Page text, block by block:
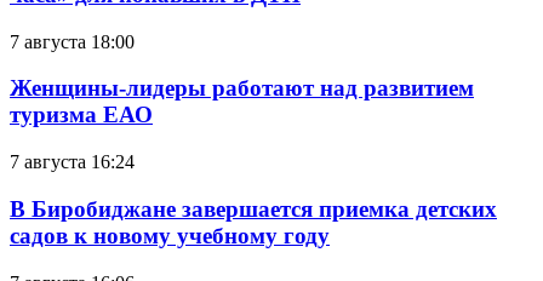
7 августа 18:00
Женщины-лидеры работают над развитием
туризма ЕАО
7 августа 16:24
В Биробиджане завершается приемка детских
садов к новому учебному году